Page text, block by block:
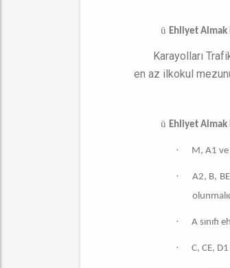
ü Ehliyet Almak
Karayolları
en az ilkokul
ü Ehliyet Almak
· M, A1 ve
·
A2, B,
· A sınıfı
· C, CE,